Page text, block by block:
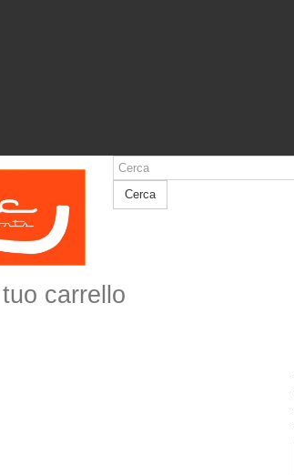
Cerca
carrello